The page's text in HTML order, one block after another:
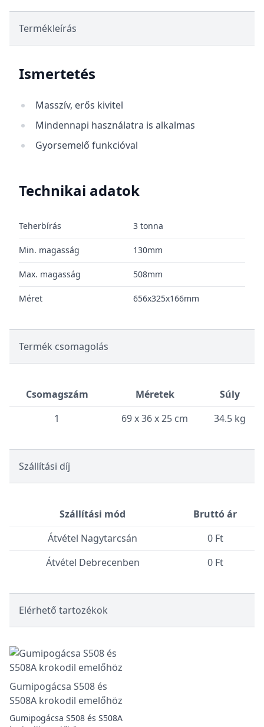
Termékleírás
Ismertetés
Masszív, erős kivitel
Mindennapi használatra is alkalmas
Gyorsemelő funkcióval
Technikai adatok
Teherbírás 3 tonna
Min. magasság 130mm
Max. magasság 508mm
Méret 656x325x166mm
Termék csomagolás
Csomagszám Méretek
Súly
1
69 x 36 x 25 cm 34.5 kg
Szállítási díj
Szállítási mód
Bruttó ár
Átvétel Nagytarcsán
0 Ft
Átvétel Debrecenben
0 Ft
Elérhető tartozékok
Gumipogácsa S508 és
S508A krokodil emelőhöz
Gumipogácsa S508 és S508A